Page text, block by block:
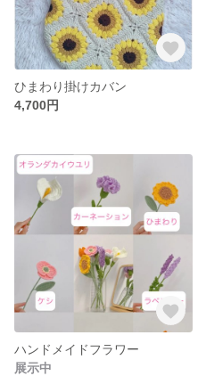
ひまわり掛けカバン
4,700円
ハンドメイドフラワー
展示中